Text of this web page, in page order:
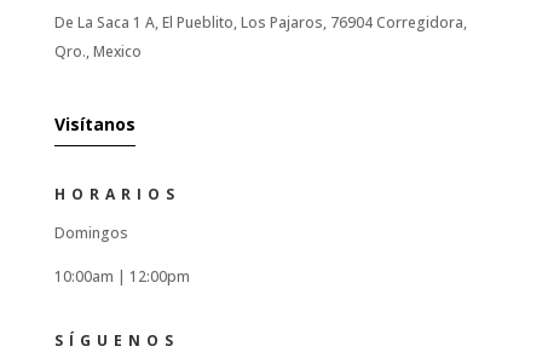
De La Saca 1 A, El Pueblito, Los Pajaros, 76904 Corregidora,
Qro., Mexico
Visítanos
HORARIOS
Domingos
10:00am | 12:00pm
SÍGUENOS